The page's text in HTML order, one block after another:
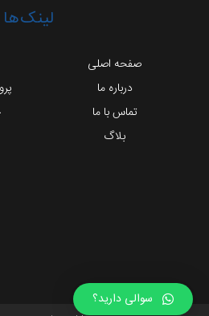
لینک‌ها
صفحه اصلی
درباره ما
تماس با ما
بلاگ
سوالی دارید؟